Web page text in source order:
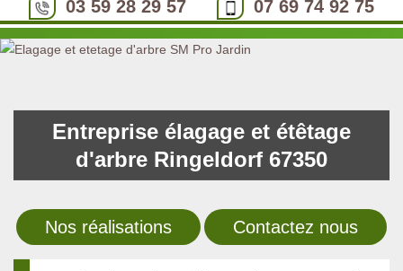
03 59 28 29 57 07 69 74 92 75
Entreprise élagage et étêtage
d'arbre Ringeldorf 67350
Nos réalisations Contactez nous